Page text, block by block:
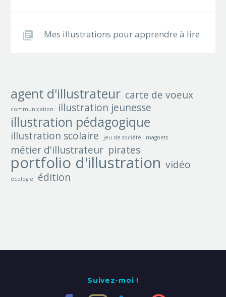
Mes illustrations pour apprendre à lire
agent d'illustrateur carte de voeux
communication illustration jeunesse
illustration pédagogique
illustration scolaire jeu de société magnets
métier d'illustrateur pirates
portfolio d'illustration vidéo
écologie édition
Suivez-moi !